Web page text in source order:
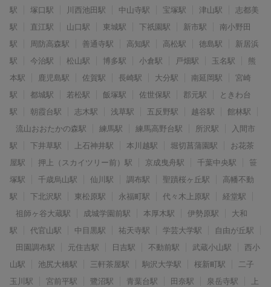
駅
塚口駅 川西池田駅 中山寺駅 宝塚駅 津山駅
志都美
駅
直江駅 山口駅 東城駅 下祇園駅 新市駅
南小野田
駅
周防高森駅 善通寺駅 高知駅 高松駅 徳島駅
新居浜
駅
今治駅 松山駅 博多駅 小倉駅 戸畑駅 玉名駅
熊
本駅
鹿児島駅 佐賀駅 長崎駅 大分駅 南延岡駅
宮崎
駅
都城駅 若松駅 飯塚駅 佐世保駅 郡元駅
ときわ台
駅
朝霞台駅 志木駅 浅草駅 五反野駅 越谷駅
館林駅
流山おおたかの森駅
練馬駅 練馬高野台駅 所沢駅
入間市
駅
下井草駅 上石神井駅 本川越駅 堀切菖蒲園駅
お花茶
屋駅
押上（スカイツリー前）駅 京成曳舟駅 千葉中央駅
笹
塚駅
千歳烏山駅 仙川駅 調布駅 聖蹟桜ヶ丘駅
高幡不動
駅
下北沢駅 東松原駅 永福町駅 代々木上原駅
経堂駅
祖師ヶ谷大蔵駅
成城学園前駅 本厚木駅 伊勢原駅
大和
駅
代官山駅 中目黒駅 祐天寺駅 学芸大学駅
自由が丘駅
田園調布駅
元住吉駅 日吉駅 不動前駅 武蔵小山駅
西小
山駅
池尻大橋駅 三軒茶屋駅 駒沢大学駅 桜新町駅
二子
玉川駅
宮前平駅 鷺沼駅 青葉台駅 田奈駅 泉岳寺駅
上